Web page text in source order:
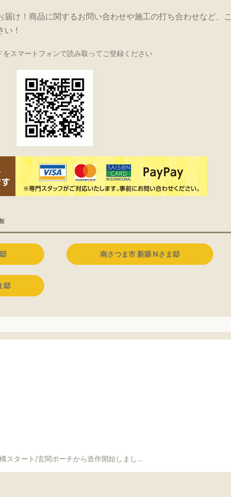
け！商品に関するお問い合わせや施工の打ち合わせなど、こ
！
をスマートフォンで読み取ってご登録ください
南さつま市 新築 Nさま邸
邸
スタート/玄関ポーチから造作開始しました！